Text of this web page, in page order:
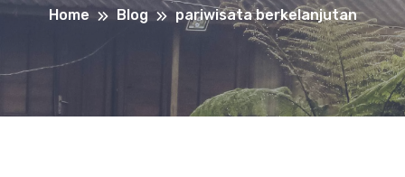
Home Blog pariwisata berkelanjutan